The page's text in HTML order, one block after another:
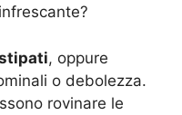
, oppure
o debolezza.
rovinare le